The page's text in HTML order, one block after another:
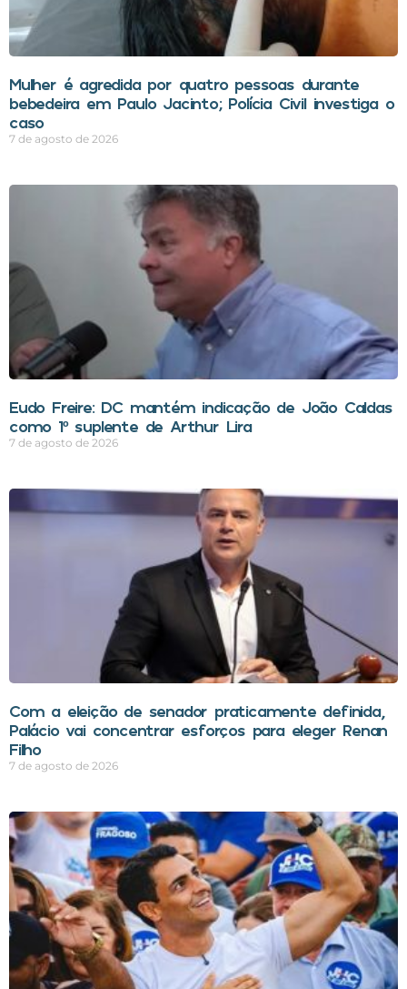
Mulher é agredida por quatro pessoas durante
bebedeira em Paulo Jacinto; Polícia Civil investiga o
caso
7 de agosto de 2026
Eudo Freire: DC mantém indicação de João Caldas
como 1º suplente de Arthur Lira
7 de agosto de 2026
Com a eleição de senador praticamente definida,
Palácio vai concentrar esforços para eleger Renan
Filho
7 de agosto de 2026